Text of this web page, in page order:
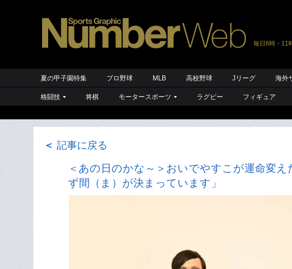
毎日6時・11
夏の甲子園特集 プロ野球 MLB 高校野球 Jリーグ 海外
格闘技 将棋 モータースポーツ ラグビー フィギュア
＜ 記事に戻る
＜あの日のかな～＞おいでやすこが運命変
ず間（ま）が決まっています」